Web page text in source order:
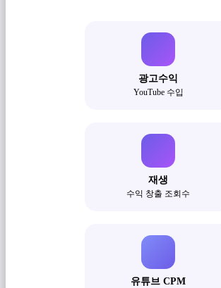
광고수익
YouTube 수입
재생
수익 창출 조회수
유튜브 CPM